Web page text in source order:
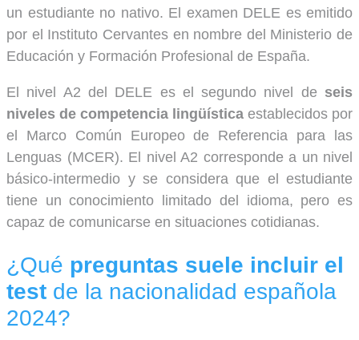
un estudiante no nativo. El examen DELE es emitido
por el Instituto Cervantes en nombre del Ministerio de
Educación y Formación Profesional de España.
El nivel A2 del DELE es el segundo nivel de seis
niveles de competencia lingüística establecidos por
el Marco Común Europeo de Referencia para las
Lenguas (MCER). El nivel A2 corresponde a un nivel
básico-intermedio y se considera que el estudiante
tiene un conocimiento limitado del idioma, pero es
capaz de comunicarse en situaciones cotidianas.
¿Qué preguntas suele incluir el
test de la nacionalidad española
2024?